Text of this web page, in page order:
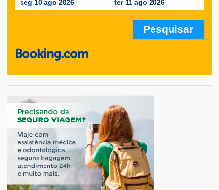
seg 10 ago 2026 ter 11 ago 2026